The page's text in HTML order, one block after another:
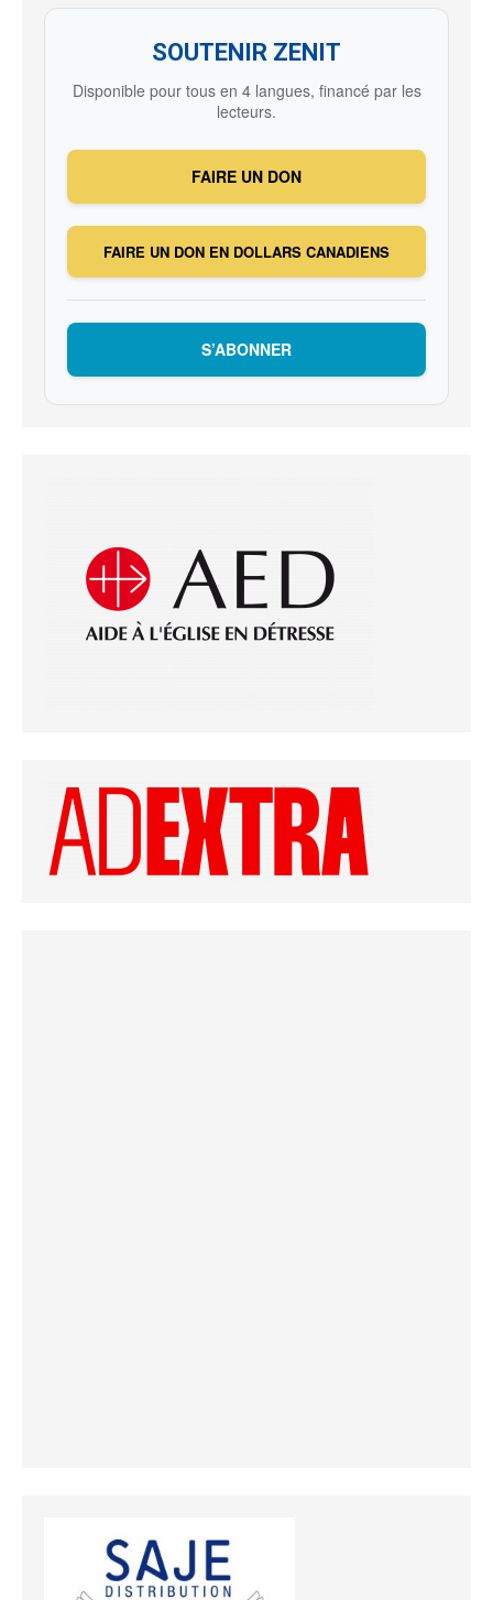
SOUTENIR ZENIT
Disponible pour tous en 4 langues, financé par les
lecteurs.
FAIRE UN DON
FAIRE UN DON EN DOLLARS CANADIENS
S’ABONNER